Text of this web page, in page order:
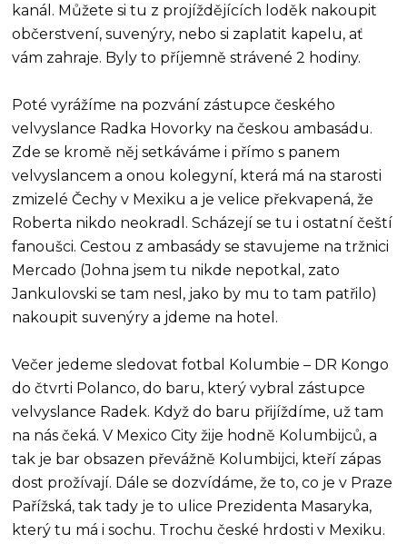
kanál. Můžete si tu z projíždějících loděk nakoupit
občerstvení, suvenýry, nebo si zaplatit kapelu, ať
vám zahraje. Byly to příjemně strávené 2 hodiny.
Poté vyrážíme na pozvání zástupce českého
velvyslance Radka Hovorky na českou ambasádu.
Zde se kromě něj setkáváme i přímo s panem
velvyslancem a onou kolegyní, která má na starosti
zmizelé Čechy v Mexiku a je velice překvapená, že
Roberta nikdo neokradl. Scházejí se tu i ostatní čeští
fanoušci. Cestou z ambasády se stavujeme na tržnici
Mercado (Johna jsem tu nikde nepotkal, zato
Jankulovski se tam nesl, jako by mu to tam patřilo)
nakoupit suvenýry a jdeme na hotel.
Večer jedeme sledovat fotbal Kolumbie – DR Kongo
do čtvrti Polanco, do baru, který vybral zástupce
velvyslance Radek. Když do baru přijíždíme, už tam
na nás čeká. V Mexico City žije hodně Kolumbijců, a
tak je bar obsazen převážně Kolumbijci, kteří zápas
dost prožívají. Dále se dozvídáme, že to, co je v Praze
Pařížská, tak tady je to ulice Prezidenta Masaryka,
který tu má i sochu. Trochu české hrdosti v Mexiku.